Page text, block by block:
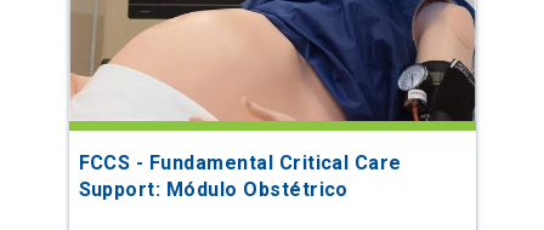
FCCS - Fundamental Critical Care
Support: Módulo Obstétrico